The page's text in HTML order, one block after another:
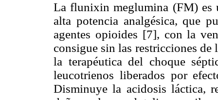
La flunixin meglumina (FM) es
alta potencia analgésica, que
agentes opioides [7], con la
consigue sin las restricciones de
la terapéutica del choque
leucotrienos liberados por
Disminuye la acidosis láctica,